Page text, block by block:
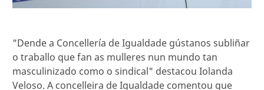
"Dende a Concellería de Igualdade gústanos subliñar
o traballo que fan as mulleres nun mundo tan
masculinizado como o sindical" destacou Iolanda
Veloso. A concelleira de Igualdade comentou que